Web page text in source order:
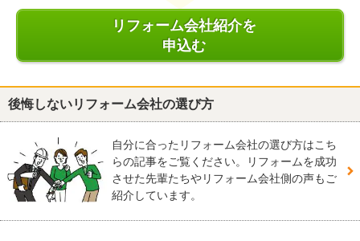
リフォーム会社紹介を
申込む
後悔しないリフォーム会社の選び方
自分に合ったリフォーム会社の選び方はこち
らの記事をご覧ください。リフォームを成功
させた先輩たちやリフォーム会社側の声もご
紹介しています。